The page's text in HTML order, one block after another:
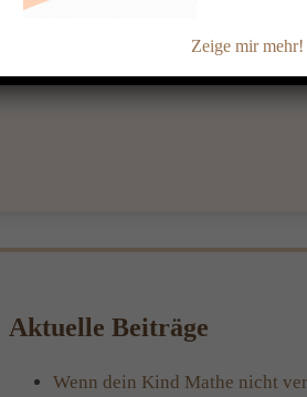
Für Schüler heisst das
Aktuelle Beiträge
Wenn dein Kind Mathe nicht
Zeige mir mehr!